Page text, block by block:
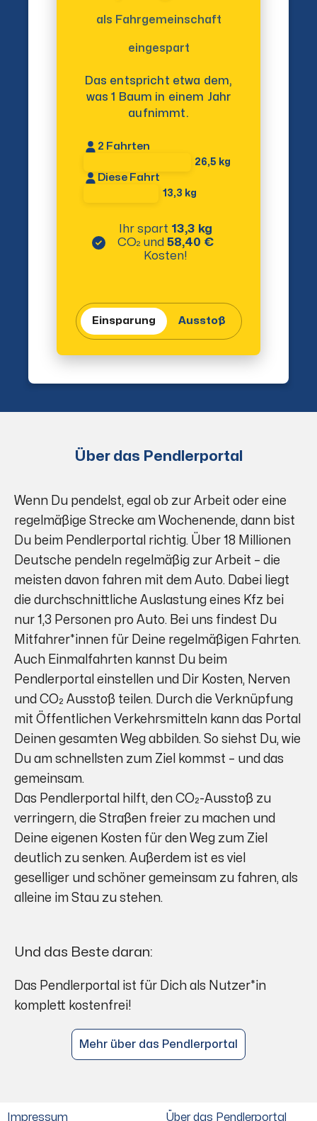
als Fahrgemeinschaft
eingespart
Das entspricht etwa dem,
was 1 Baum in einem Jahr
aufnimmt.
2 Fahrten
26,5 kg
Diese Fahrt
13,3 kg
Ihr spart 13,3 kg
CO₂ und 58,40 €
Kosten!
Einsparung Ausstoß
Über das Pendlerportal
Wenn Du pendelst, egal ob zur Arbeit oder eine
regelmäßige Strecke am Wochenende, dann bist
Du beim Pendlerportal richtig. Über 18 Millionen
Deutsche pendeln regelmäßig zur Arbeit – die
meisten davon fahren mit dem Auto. Dabei liegt
die durchschnittliche Auslastung eines Kfz bei
nur 1,3 Personen pro Auto. Bei uns findest Du
Mitfahrer*innen für Deine regelmäßigen Fahrten.
Auch Einmalfahrten kannst Du beim
Pendlerportal einstellen und Dir Kosten, Nerven
und CO₂ Ausstoß teilen. Durch die Verknüpfung
mit Öffentlichen Verkehrsmitteln kann das Portal
Deinen gesamten Weg abbilden. So siehst Du, wie
Du am schnellsten zum Ziel kommst – und das
gemeinsam.
Das Pendlerportal hilft, den CO₂-Ausstoß zu
verringern, die Straßen freier zu machen und
Deine eigenen Kosten für den Weg zum Ziel
deutlich zu senken. Außerdem ist es viel
geselliger und schöner gemeinsam zu fahren, als
alleine im Stau zu stehen.
Und das Beste daran:
Das Pendlerportal ist für Dich als Nutzer*in
komplett kostenfrei!
Mehr über das Pendlerportal
Impressum Über das Pendlerportal